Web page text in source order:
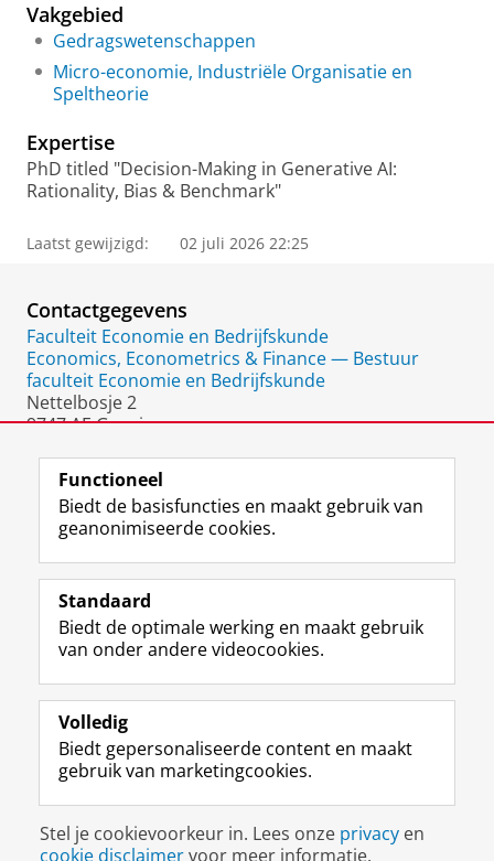
d
I
n
k
y
Vakgebied
Gedragswetenschappen
Micro-economie, Industriële Organisatie en
Speltheorie
Expertise
PhD titled "Decision-Making in Generative AI:
Rationality, Bias & Benchmark"
Laatst gewijzigd: 02 juli 2026 22:25
Contactgegevens
Faculteit Economie en Bedrijfskunde
Economics, Econometrics & Finance — Bestuur
faculteit Economie en Bedrijfskunde
Nettelbosje 2
9747 AE Groningen
Volg de RUG
F
a
e
b
o
p
a
i
n
a
L
i
k
e
I
-
p
g
i
n
R
S
-
f
e
R
k
s
u
I
n
t
r
m
c
c
o
Y
o
T
e
k
a
a
Studiekiezers
Alumni
Over ons
Disclaimer & Copyright
Inloggen
Functioneel
Biedt de basisfuncties en maakt gebruik van
geanonimiseerde cookies.
Standaard
Biedt de optimale werking en maakt gebruik
van onder andere videocookies.
Volledig
Biedt gepersonaliseerde content en maakt
gebruik van marketingcookies.
Stel je cookievoorkeur in. Lees onze privacy en
cookie disclaimervoor meer informatie.